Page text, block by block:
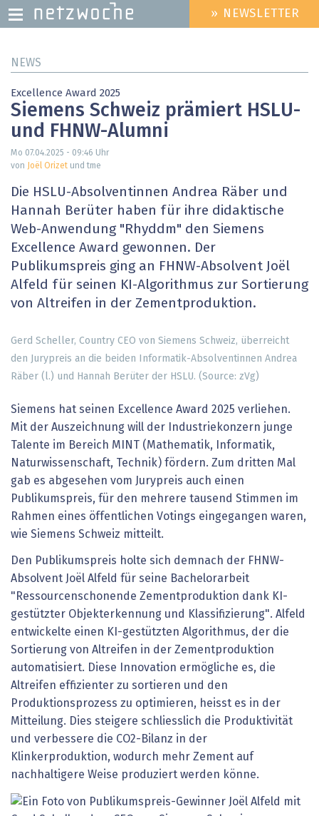
zum
HEADER
MENU
» NEWSLETTER
NEWS
Excellence Award 2025
Siemens Schweiz prämiert HSLU-
und FHNW-Alumni
Mo 07.04.2025 - 09:46 Uhr
von
Joël Orizet und tme
Die HSLU-Absolventinnen Andrea Räber und
Hannah Berüter haben für ihre didaktische
Web-Anwendung "Rhyddm" den Siemens
Excellence Award gewonnen. Der
Publikumspreis ging an FHNW-Absolvent Joël
Alfeld für seinen KI-Algorithmus zur Sortierung
von Altreifen in der Zementproduktion.
Gerd Scheller, Country CEO von Siemens Schweiz, überreicht
den Jurypreis an die beiden Informatik-Absolventinnen Andrea
Räber (l.) und Hannah Berüter der HSLU. (Source: zVg)
Siemens hat seinen Excellence Award 2025 verliehen.
Mit der Auszeichnung will der Industriekonzern junge
Talente im Bereich MINT (Mathematik, Informatik,
Naturwissenschaft, Technik) fördern. Zum dritten Mal
gab es abgesehen vom Jurypreis auch einen
Publikumspreis, für den mehrere tausend Stimmen im
Rahmen eines öffentlichen Votings eingegangen waren,
wie Siemens Schweiz mitteilt.
Den Publikumspreis holte sich demnach der FHNW-
Absolvent Joël Alfeld für seine Bachelorarbeit
"Ressourcenschonende Zementproduktion dank KI-
gestützter Objekterkennung und Klassifizierung". Alfeld
entwickelte einen KI-gestützten Algorithmus, der die
Sortierung von Altreifen in der Zementproduktion
automatisiert. Diese Innovation ermögliche es, die
Altreifen effizienter zu sortieren und den
Produktionsprozess zu optimieren, heisst es in der
Mitteilung. Dies steigere schliesslich die Produktivität
und verbessere die CO2-Bilanz in der
Klinkerproduktion, wodurch mehr Zement auf
nachhaltigere Weise produziert werden könne.